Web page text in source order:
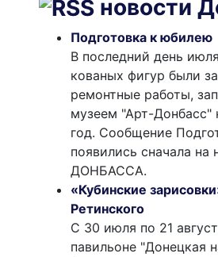
новости
Подготовка к юбилею
В последний день
кованых фигур были
ремонтные работы,
музеем "Арт-Донбасс"
год. Сообщение
появились сначала на
ДОНБАССА.
«Кубинские
Ретинского
С 30 июля по 21
павильоне "Донецкая